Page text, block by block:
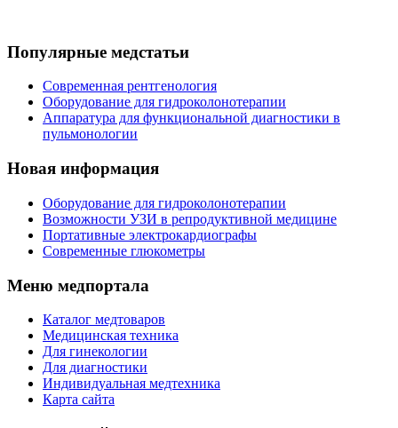
Популярные медстатьи
Современная рентгенология
Оборудование для гидроколонотерапии
Аппаратура для функциональной диагностики в
пульмонологии
Новая информация
Оборудование для гидроколонотерапии
Возможности УЗИ в репродуктивной медицине
Портативные электрокардиографы
Современные глюкометры
Меню медпортала
Каталог медтоваров
Медицинская техника
Для гинекологии
Для диагностики
Индивидуальная медтехника
Карта сайта